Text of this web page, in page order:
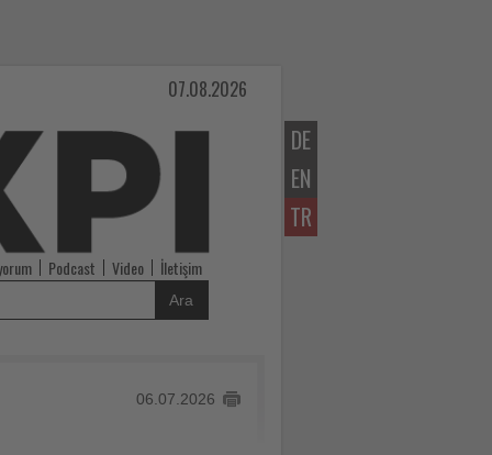
DE
EN
TR
07.08.2026
Podcast Video İletişim
Ara
06.07.2026